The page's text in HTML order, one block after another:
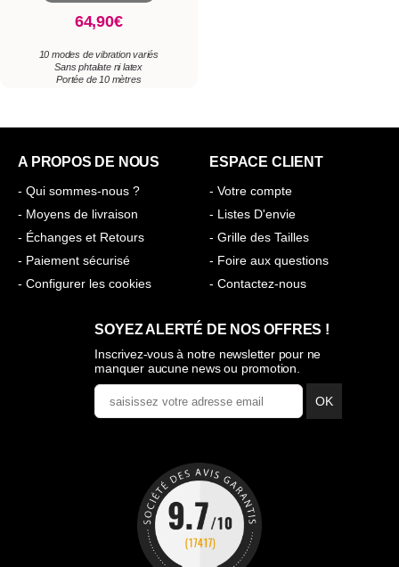
64,90€
10 modes de vibration variés
Sans phtalate ni latex
Portée de 10 mètres
A PROPOS DE NOUS
- Qui sommes-nous ?
- Moyens de livraison
- Échanges et Retours
- Paiement sécurisé
- Configurer les cookies
ESPACE CLIENT
- Votre compte
- Listes D'envie
- Grille des Tailles
- Foire aux questions
- Contactez-nous
SOYEZ ALERTÉ DE NOS OFFRES !
Inscrivez-vous à notre newsletter pour ne
manquer aucune news ou promotion.
OK